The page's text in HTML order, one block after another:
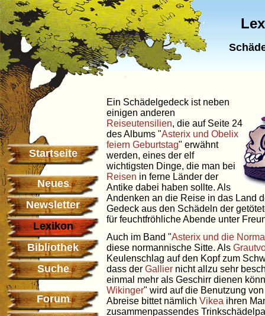
Startseite
Neues
Newsletter
Lexikon
Bibliothek
Suche
Forum
Ein Schädelgedeck ist neben
einigen anderen
Reiseutensilien, die auf Seite 24
des Albums "Asterix und Obelix
feiern Geburtstag" erwähnt
werden, eines der elf
wichtigsten Dinge, die man bei
Reisen in ferne Länder der
Antike dabei haben sollte. Als
Andenken an die Reise in das Land
Gedeck aus den Schädeln der
für feuchtfröhliche Abende unter
Auch im Band "Asterix und die
diese normannische Sitte. Als
Keulenschlag auf den Kopf zum
dass der Gallier nicht allzu sehr
einmal mehr als Geschirr dienen
Wikinger" wird auf die Benutzung
Abreise bittet nämlich Vikea ihren
zusammenpassendes